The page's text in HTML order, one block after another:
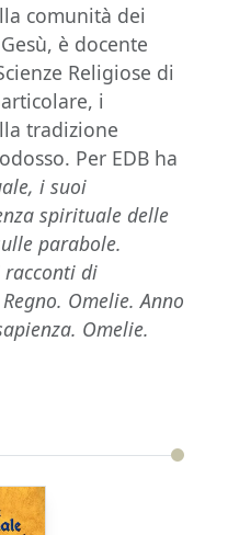
comunità dei
è docente
Religiose di
i
tradizione
Per EDB ha
i suoi
spirituale delle
parabole.
di
Omelie. Anno
Omelie.